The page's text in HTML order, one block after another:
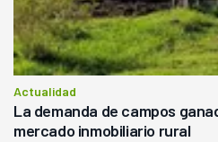
Actualidad
La demanda de campos
mercado inmobiliario rural